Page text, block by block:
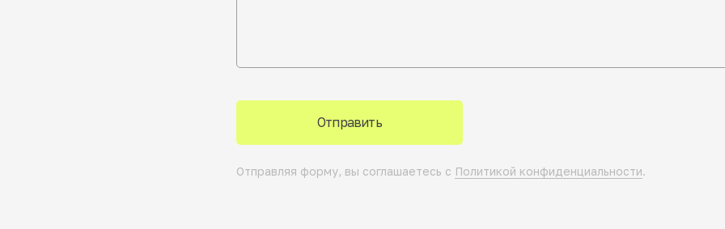
Отправить
Отправляя форму, вы соглашаетесь с Политикой конфиденциальности.